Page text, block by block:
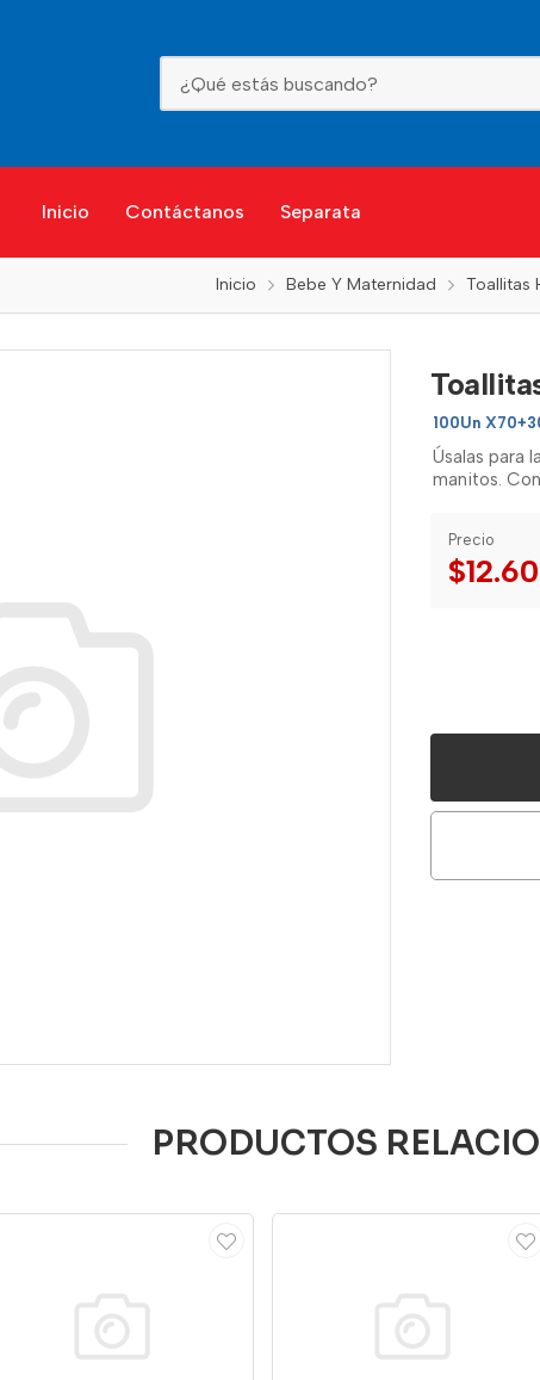
Inicio Contáctanos Separata
Inicio Bebe Y Maternidad Toallitas
100Un
Úsalas para
manitos.
Precio
PRODUCTOS